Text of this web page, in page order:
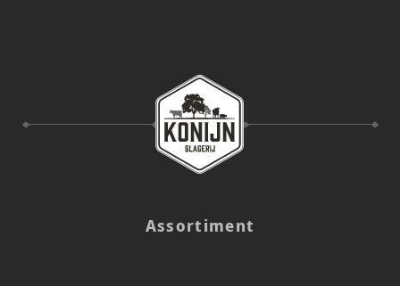
Assortiment